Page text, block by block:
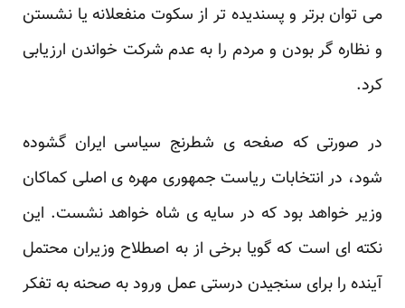
می توان برتر و پسندیده تر از سکوت منفعلانه یا نشستن
و نظاره گر بودن و مردم را به عدم ‏شرکت خواندن ارزیابی
کرد.‏
در‎ ‎صورتی که صفحه ی شطرنج سیاسی ایران گشوده
شود، در انتخابات ریاست جمهوری مهره ی اصلی ‏کماکان
وزیر خواهد بود که در سایه ی شاه خواهد نشست. این
نکته ای است که گویا برخی از به اصطلاح ‏وزیران محتمل
آینده را برای سنجیدن درستی عمل ورود به صحنه به تفکر